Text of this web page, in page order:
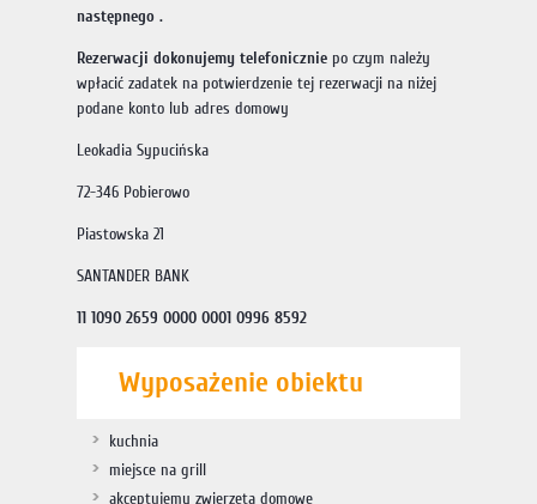
następnego .
Rezerwacji dokonujemy telefonicznie po czym należy
wpłacić zadatek na potwierdzenie tej rezerwacji na niżej
podane konto lub adres domowy
Leokadia Sypucińska
72-346 Pobierowo
Piastowska 21
SANTANDER BANK
11 1090 2659 0000 0001 0996 8592
Wyposażenie obiektu
kuchnia
miejsce na grill
akceptujemy zwierzęta domowe